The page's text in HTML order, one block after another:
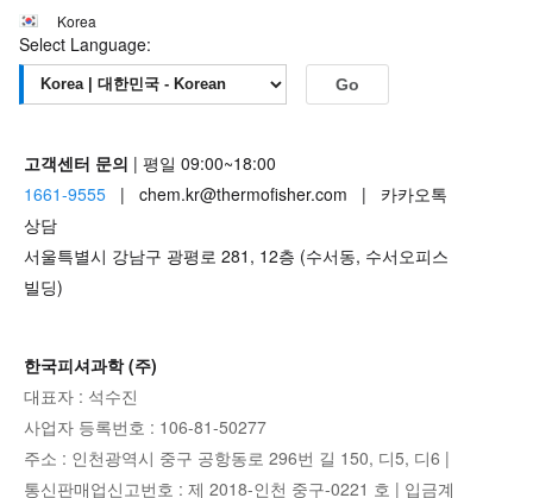
Korea
Select Language:
Go
고객센터 문의 | 평일 09:00~18:00
1661-9555 | chem.kr@thermofisher.com | 카카오톡
상담
서울특별시 강남구 광평로 281, 12층 (수서동, 수서오피스
빌딩)
한국피셔과학 (주)
대표자 : 석수진
사업자 등록번호 : 106-81-50277
주소 : 인천광역시 중구 공항동로 296번 길 150, 디5, 디6 |
통신판매업신고번호 : 제 2018-인천 중구-0221 호 | 입금계